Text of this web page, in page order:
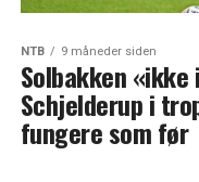
NTB 9 måneder siden
Solbakken
Schjelderup i
fungere som før